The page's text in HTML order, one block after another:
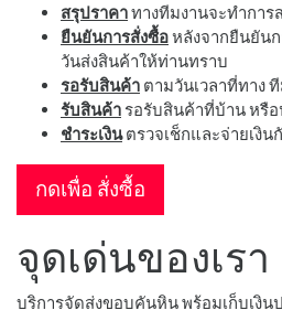
สรุปราคาทางทีมงานจะทำกา
ยืนยันการสั่งซื้อหลังจากยืนยัน
วันส่งสินค้าให้ท่านทราบ
รอรับสินค้า ตามวันเวลาที่ทาง
รับสินค้า รอรับสินค้าที่บ้าน หรื
ชำระเงินตรวจเช็กและจ่ายเงิ
กดเพื่อ สั่งซื้อ
จุดเด่นของเรา
บริการจัดส่งขอบคันหิน พร้อมเก็บเงิน